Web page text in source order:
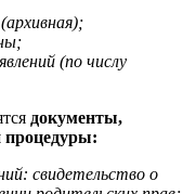
(по числу
документы,
процедуры:
свидетельство о